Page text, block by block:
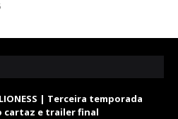
LIONESS | Terceira temporada
cartaz e trailer final